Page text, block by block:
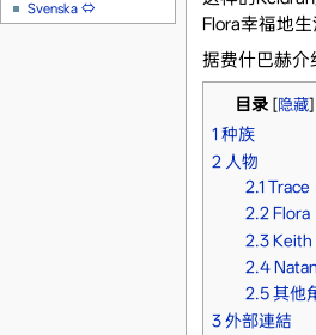
Flora幸福地
据费什巴赫介
目录[隐藏]
1 种族
2 人物
2.1 Trace
2.2Flora
2.3Keith
2.4
2.5其他
3 外部連結
Svenska ⇔